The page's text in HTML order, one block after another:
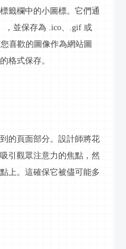
籤欄中的小圖標。它們通
，並保存為 .ico、.gif 或
喜歡的圖像作為網站圖
格式保存。
的頁面部分。設計師將花
引觀眾注意力的焦點，然
上。這確保它被儘可能多